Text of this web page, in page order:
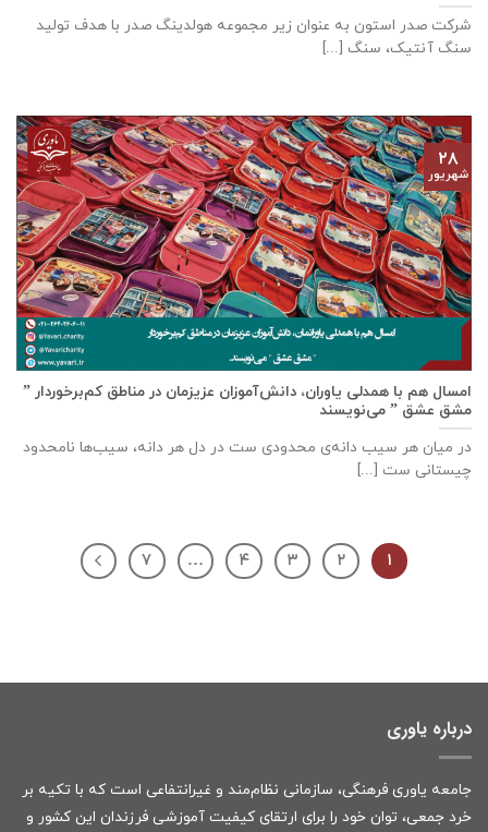
شرکت صدر استون به عنوان زیر مجموعه هولدینگ صدر با هدف تولید
سنگ آنتیک، سنگ [...]
امسال هم با همدلی یاوران، دانش‌آموزان عزیزمان در مناطق کم‌برخوردار ”
مشق عشق ” می‌نویسند
در میان هر سیب دانه‌ی محدودی ست در دل هر دانه، سیب‌ها نامحدود
چیستانی ست [...]
۲۸
شهریور
۱ ۲ ۳ ۴ … ۷
درباره یاوری
جامعه یاوری فرهنگی، سازمانی نظام‌مند و غیرانتفاعی است که با تکیه بر
خرد جمعی، توان خود را برای ارتقای کیفیت آموزشی فرزندان این کشور و